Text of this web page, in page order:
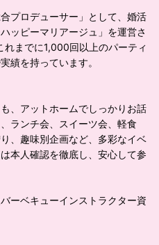
プロデューサー」として、婚活
ッピーマリアージュ」を運営さ
までに1,000回以上のパーティ
績を持っています。
、アットホームでしっかりお話
ランチ会、スイーツ会、軽食
、趣味別企画など、多彩なイベ
本人確認を徹底し、安心して参
ーベキューインストラクター資